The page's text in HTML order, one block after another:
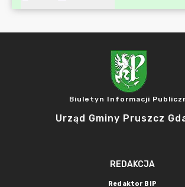
Biuletyn Informacji
Urząd Gminy Pruszcz
REDAKCJA
Redaktor BIP